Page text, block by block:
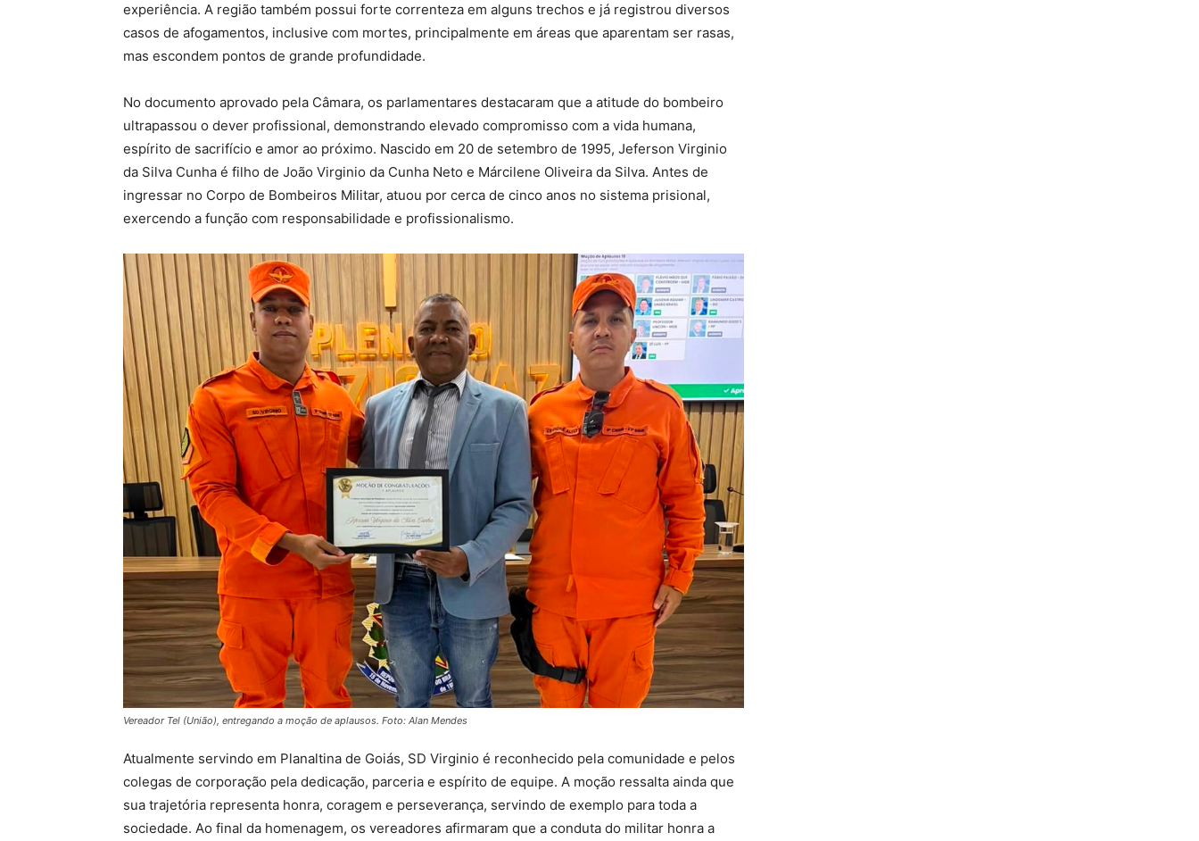
experiência. A região também possui forte correnteza em alguns trechos e já registrou diversos
casos de afogamentos, inclusive com mortes, principalmente em áreas que aparentam ser rasas,
mas escondem pontos de grande profundidade.
No documento aprovado pela Câmara, os parlamentares destacaram que a atitude do bombeiro
ultrapassou o dever profissional, demonstrando elevado compromisso com a vida humana,
espírito de sacrifício e amor ao próximo. Nascido em 20 de setembro de 1995, Jeferson Virginio
da Silva Cunha é filho de João Virginio da Cunha Neto e Márcilene Oliveira da Silva. Antes de
ingressar no Corpo de Bombeiros Militar, atuou por cerca de cinco anos no sistema prisional,
exercendo a função com responsabilidade e profissionalismo.
Vereador Tel (União), entregando a moção de aplausos. Foto: Alan Mendes
Atualmente servindo em Planaltina de Goiás, SD Virginio é reconhecido pela comunidade e pelos
colegas de corporação pela dedicação, parceria e espírito de equipe. A moção ressalta ainda que
sua trajetória representa honra, coragem e perseverança, servindo de exemplo para toda a
sociedade. Ao final da homenagem, os vereadores afirmaram que a conduta do militar honra a